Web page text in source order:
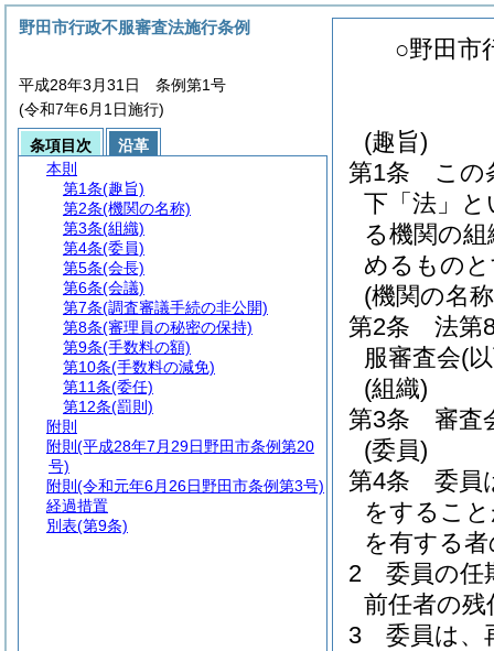
○野田市
(趣旨)
第1条
この
下「法」と
る機関の
めるもの
(機関の名
第2条
法第
服審査会(
(組織)
第3条
審査
(委員)
第4条
委員
をするこ
を有する
2
委員の任
前任者の
3
委員は、
野田市行政不服審査法施行条例
平成28年3月31日 条例第1号
(令和7年6月1日施行)
条項目次
沿革
本則
第1条(趣旨)
第2条(機関の名称)
第3条(組織)
第4条(委員)
第5条(会長)
第6条(会議)
第7条(調査審議手続の非公開)
第8条(審理員の秘密の保持)
第9条(手数料の額)
第10条(手数料の減免)
第11条(委任)
第12条(罰則)
附則
附則 (平成28年7月29日野田市条例第20
号)
附則 (令和元年6月26日野田市条例第3号)
経過措置
別表(第9条)